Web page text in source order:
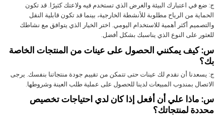
ج: ضع في اعتبارك البيئة والغرض الذي تستخدم فيه ولاعتك كثيرًا. قد تكون
الحماية من الرياح مطلوبة للأنشطة الخارجية، بينما قد تكون قابلية النقل
والتصميم أكثر أهمية للاستخدام اليومي. اختر الخيار الذي يتوافق مع نشاطك
للعثور على النوع الذي يناسبك بشكل أفضل.
س: كيف يمكنني الحصول على عينات من المنتجات الخاصة
بك؟
ج: يسعدنا أن نقدم لك عينات حتى تتمكن من تقييم جودة منتجاتنا بنفسك. يرجى
الاتصال بمندوب المبيعات لدينا للحصول على عملية طلب العينة وشروطها.
س: ماذا علي أن أفعل إذا كان لدي احتياجات تخصيص
محددة لمنتجاتك؟